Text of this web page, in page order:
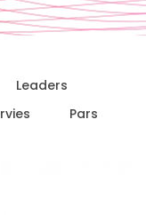
Leaders
Pars